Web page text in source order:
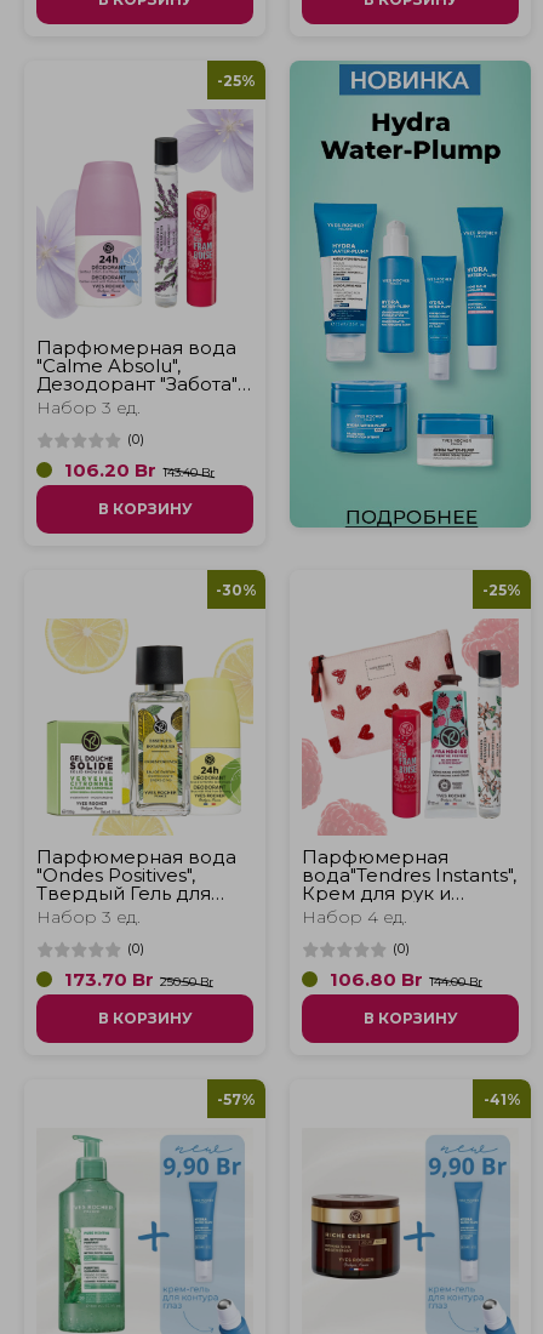
-25%
Парфюмерная вода
"Calme Absolu",
Дезодорант "Забота"
и Бальзам для губ с
оттенком "Малина"
Набор 3 ед.
(0)
106.20 Br 143.40 Br
В КОРЗИНУ
-30%
Парфюмерная вода
"Ondes Positives",
Твердый Гель для
Душа «Лимонная
Вербена и Цветок
Ромашки» и
Дезодорант
"Свежесть"
Набор 3 ед.
(0)
173.70 Br 250.50 Br
В КОРЗИНУ
-25%
Парфюмерная
вода"Tendres Instants",
Крем для рук и
Бальзам для губ
“Малина и Мята” и
Косметичка
Набор 4 ед.
(0)
106.80 Br 144.00 Br
В КОРЗИНУ
-57% -41%